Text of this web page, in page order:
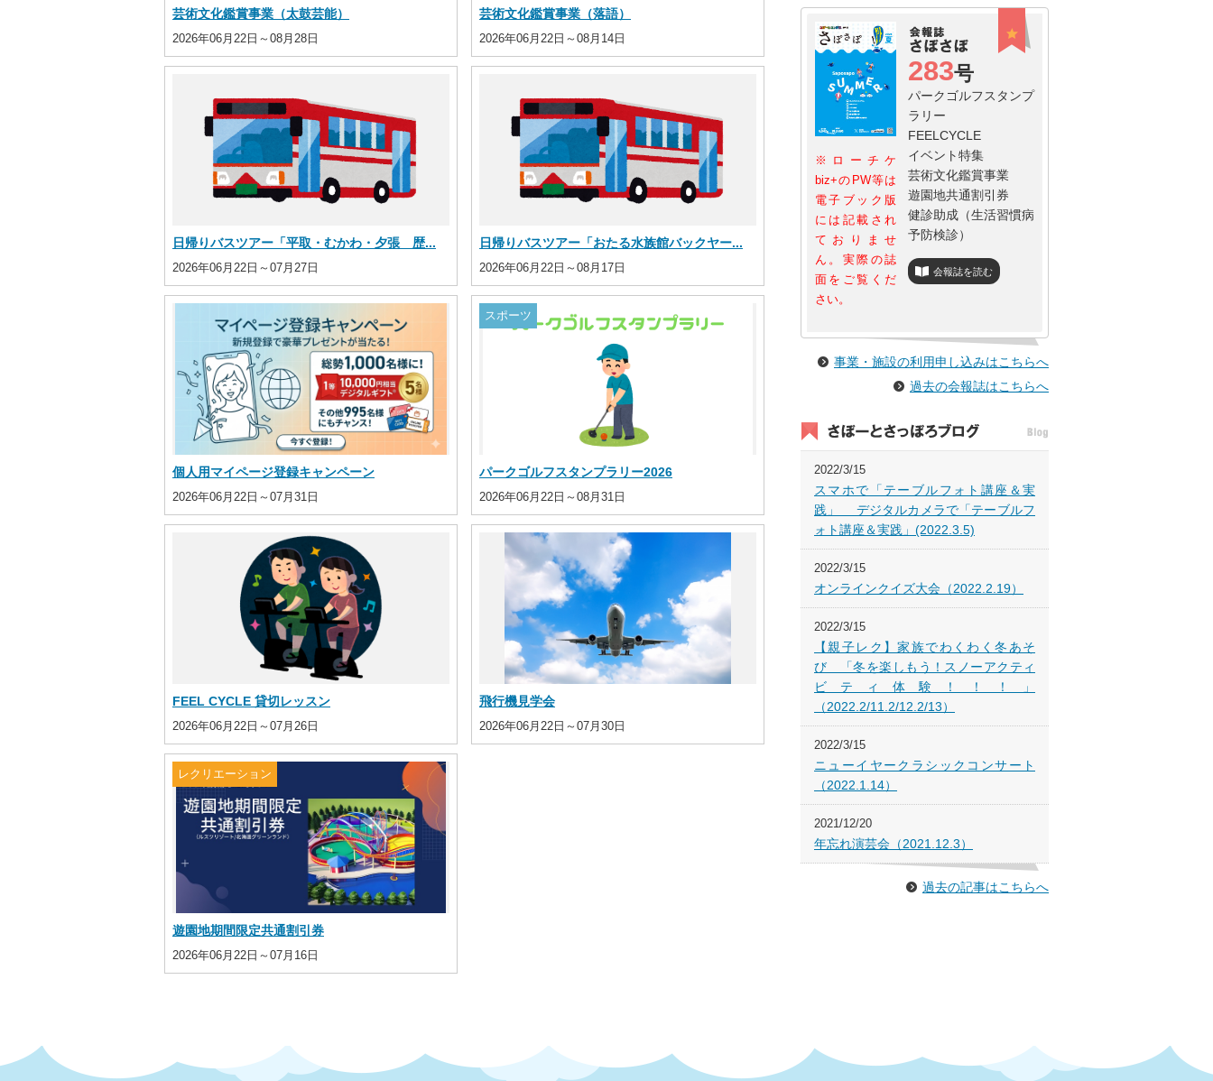
芸術文化鑑賞事業（太鼓芸能）
2026年06月22日～08月28日
芸術文化鑑賞事業（落語）
2026年06月22日～08月14日
日帰りバスツアー「平取・むかわ・夕張 歴...
2026年06月22日～07月27日
日帰りバスツアー「おたる水族館バックヤー...
2026年06月22日～08月17日
個人用マイページ登録キャンペーン
2026年06月22日～07月31日
スポーツ
パークゴルフスタンプラリー2026
2026年06月22日～08月31日
FEEL CYCLE 貸切レッスン
2026年06月22日～07月26日
飛行機見学会
2026年06月22日～07月30日
レクリエーション
遊園地期間限定共通割引券
2026年06月22日～07月16日
※ローチケ
biz+のPW等は
電子ブック版
には記載され
ておりませ
ん。実際の誌
面をご覧くだ
さい。
283号
パークゴルフスタンプ
ラリー
FEELCYCLE
イベント特集
芸術文化鑑賞事業
遊園地共通割引券
健診助成（生活習慣病
予防検診）
会報誌を読む
事業・施設の利用申し込みはこちらへ
過去の会報誌はこちらへ
2022/3/15
スマホで「テーブルフォト講座＆実
践」 デジタルカメラで「テーブルフ
ォト講座＆実践」(2022.3.5)
2022/3/15
オンラインクイズ大会（2022.2.19）
2022/3/15
【親子レク】家族でわくわく冬あそ
び 「冬を楽しもう！スノーアクティ
ビティ体験！！！」
（2022.2/11.2/12.2/13）
2022/3/15
ニューイヤークラシックコンサート
（2022.1.14）
2021/12/20
年忘れ演芸会（2021.12.3）
過去の記事はこちらへ